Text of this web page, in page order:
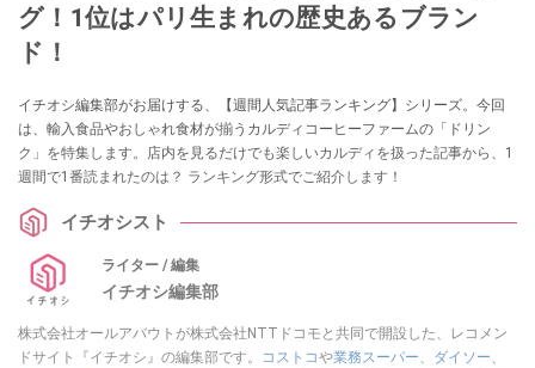
グ！1位はパリ生まれの歴史あるブラン
ド！
イチオシ編集部がお届けする、【週間人気記事ランキング】シリーズ。今回
は、輸入食品やおしゃれ食材が揃うカルディコーヒーファームの「ドリン
ク」を特集します。店内を見るだけでも楽しいカルディを扱った記事から、1
週間で1番読まれたのは？ ランキング形式でご紹介します！
イチオシスト
ライター / 編集
イチオシ編集部
株式会社オールアバウトが株式会社NTTドコモと共同で開設した、レコメン
ドサイト『イチオシ』の編集部です。
コストコや業務スーパー、 ダイソー、